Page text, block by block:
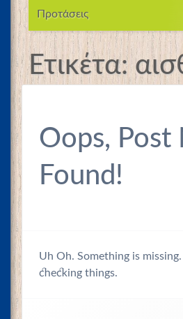
Προτάσεις
Ετικέτα:
Oops, Post
Found!
Uh Oh. Something is
checking things.